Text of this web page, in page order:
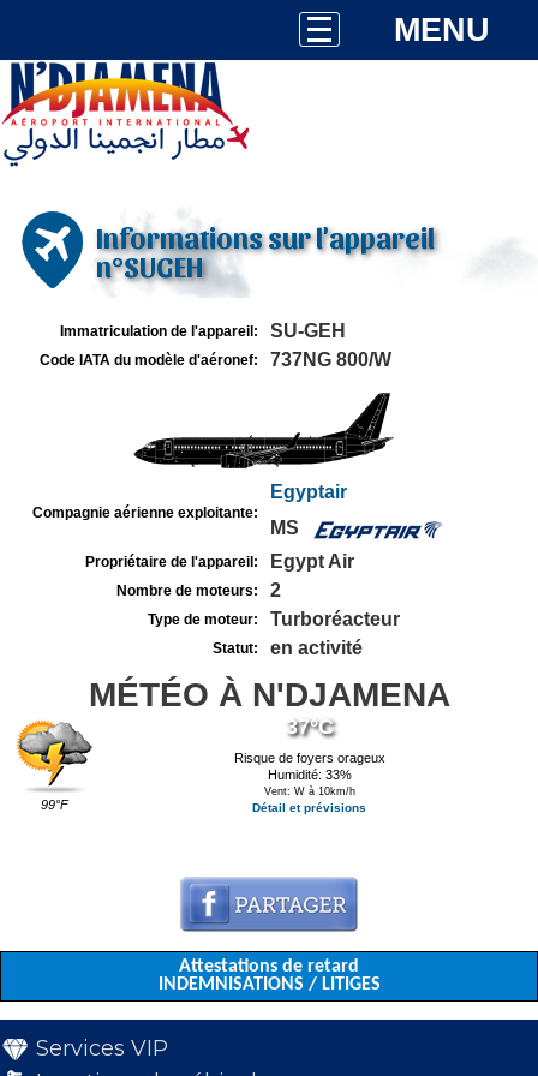
MENU
Informations sur l'appareil
n°SUGEH
Immatriculation de l'appareil: SU-GEH
Code IATA du modèle d'aéronef: 737NG 800/W
Compagnie aérienne exploitante:
Egyptair
MS
Propriétaire de l'appareil: Egypt Air
Nombre de moteurs: 2
Type de moteur: Turboréacteur
Statut: en activité
MÉTÉO À N'DJAMENA
99°F
37°C
Risque de foyers orageux
Humidité: 33%
Vent: W à 10km/h
Détail et prévisions
Attestations de retard
INDEMNISATIONS / LITIGES
Services VIP